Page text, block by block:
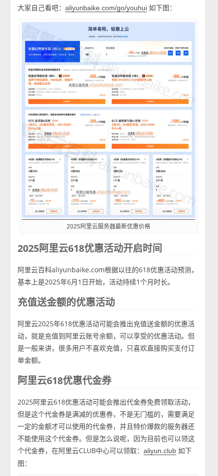
大家自己看吧：aliyunbaike.com/go/youhui 如下图：
2025阿里云服务器最新优惠价格
2025阿里云618优惠活动开启时间
阿里云百科aliyunbaike.com根据以往的618优惠活动预测，
基本上是2025年6月1日开始，活动持续1个月时长。
充值送金额的优惠活动
阿里云2025年618优惠活动可能会推出充值送金额的优惠活
动，就是充值到阿里云账号余额，可以享受的优惠活动。但
是一般来讲，很多用户不喜欢充值，只喜欢直接购买支付订
单金额。
阿里云618优惠代金券
2025阿里云618优惠活动可能会推出代金券免费领取活动，
但是这个代金券是满减的优惠券，不是无门槛的，需要满足
一定的金额才可以使用的代金券，并且特价爆款的服务器还
不能使用这个代金券。但是怎么说呢，因为目前也可以领这
个代金券，在阿里云CLUB中心可以领取：aliyun.club 如下
图：